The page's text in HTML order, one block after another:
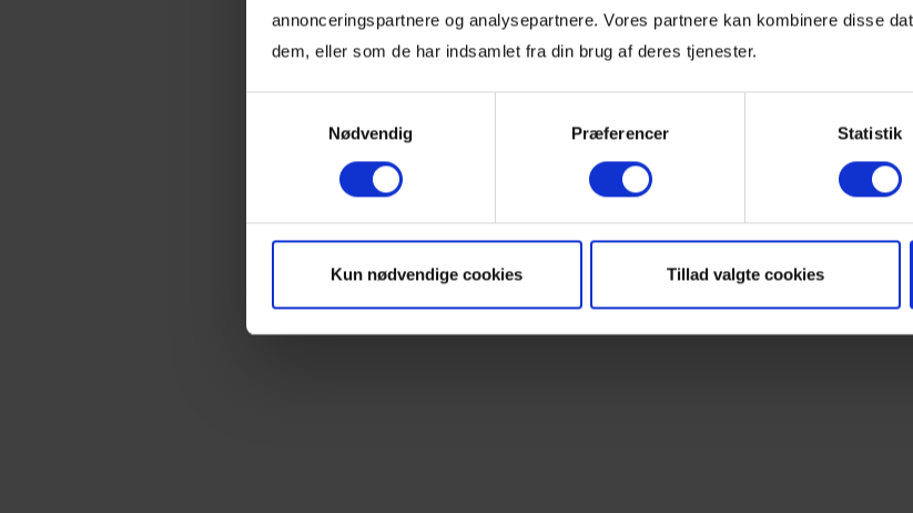
annonceringspartnere og analysepartnere. Vores partnere kan kombinere disse
dem, eller som de har indsamlet fra din brug af deres tjenester.
Nødvendig
Præferencer Statistik
Kun nødvendige cookies Tillad valgte cookies